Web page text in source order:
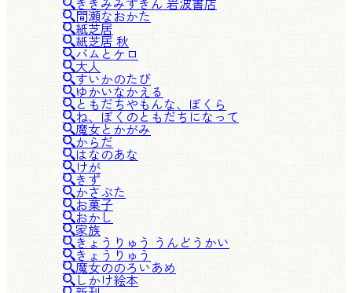
間瀬なおかた
紙芝居
紙芝居 秋
バムとケロ
大人
すいかのたび
ゆかいなかえる
ともだちやもんな、ぼくら
ね、ぼくのともだちになって
魔女とかがみ
からだ
はなのあな
けが
きず
かさぶた
お菓子
おかし
家族
きょうりゅう うんどうかい
きょうりゅう
魔女ののろいあめ
しかけ絵本